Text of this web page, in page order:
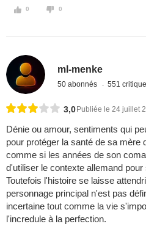
0 0
ml-menke
50 abonnés 551
3,0 Publiée le 24 juillet
Dénie ou amour, sentiments qui
pour protéger la santé de sa mère
comme si les années de son
d'utiliser le contexte allemand
Toutefois l'histoire se laisse
personnage principal n'est pas
incertaine tout comme la vie
l'incredule à la perfection.